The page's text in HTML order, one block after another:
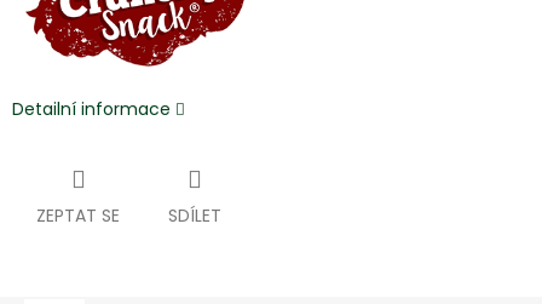
Detailní informace
ZEPTAT SE SDÍLET